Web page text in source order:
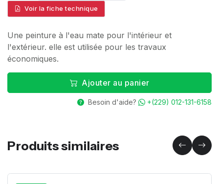
Voir la fiche technique
Une peinture à l'eau mate pour l'intérieur et
l'extérieur. elle est utilisée pour les travaux
économiques.
Ajouter au panier
Besoin d'aide? +(229) 012-131-6158
Produits similaires